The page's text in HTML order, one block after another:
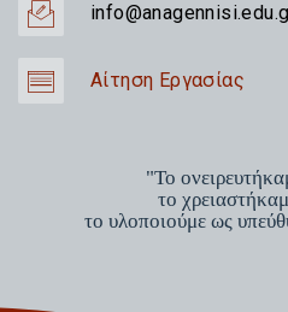
Αίτηση Εργασίας
"Το
το
το υλοποιούμε ως